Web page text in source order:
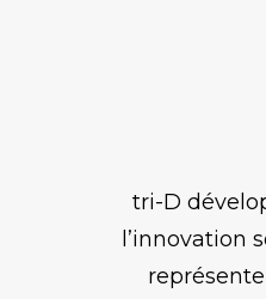
tri-D
l’innovation